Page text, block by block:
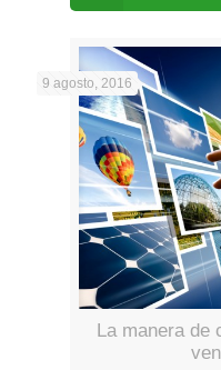
La manera de
9 agosto, 2016